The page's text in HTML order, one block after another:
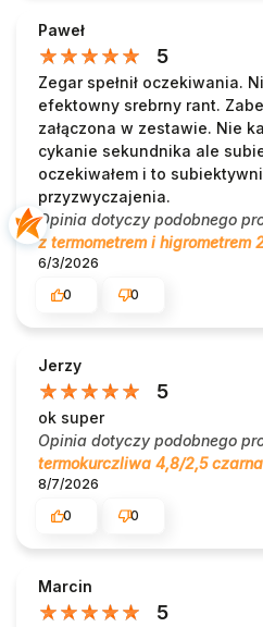
Paweł
5
Zegar spełnił oczekiwania.
efektowny srebrny rant.
załączona w zestawie. Nie
cykanie sekundnika ale
oczekiwałem i to
przyzwyczajenia.
Opinia dotyczy podobnego
z termometrem i higrometrem
6/3/2026
0
0
Jerzy
5
ok super
Opinia dotyczy podobnego
termokurczliwa 4,8/2,5
8/7/2026
0
0
Marcin
5